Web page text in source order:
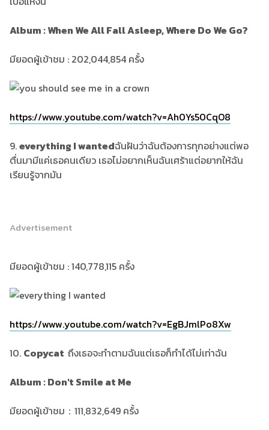
Album : When We All Fall Asleep, Where Do We Go?
มียอดผู้เข้าชม : 202,044,854 ครั้ง
https://www.youtube.com/watch?v=Ah0Ys50CqO8
9.everything I wantedฉันฝันว่าฉันต้องการทุกอย่างแต่พอ
ตื่นมามีแค่เธอคนเดียว เธอไม่อยากเห็นฉันเศร้าแต่อยากให้ฉัน
เรียนรู้จากมัน
Advertisement
มียอดผู้เข้าชม : 140,778,115 ครั้ง
https://www.youtube.com/watch?v=EgBJmlPo8Xw
10. Copycat ถึงเธอจะทำตามฉันแต่เธอก็ทำได้ไม่เท่าฉัน
Album : Don't Smile at Me
มียอดผู้เข้าชม：111,832,649 ครั้ง